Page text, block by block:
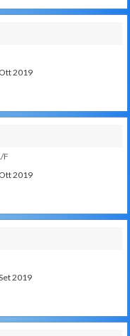
Ott2019
Ott2019
F
2019